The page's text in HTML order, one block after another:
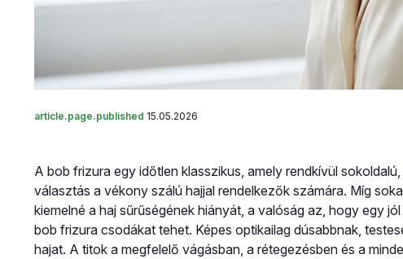
article.page.published 15.05.2026
A bob frizura egy időtlen klasszikus, amely rendkívül
választás a vékony szálú hajjal rendelkezők számára. Míg
kiemelné a haj sűrűségének hiányát, a valóság az, hogy egy
bob frizura csodákat tehet. Képes optikailag dúsabbnak,
hajat. A titok a megfelelő vágásban, a rétegezésben és a